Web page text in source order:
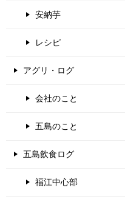
安納芋
レシピ
アグリ・ログ
会社のこと
五島のこと
五島飲食ログ
福江中心部